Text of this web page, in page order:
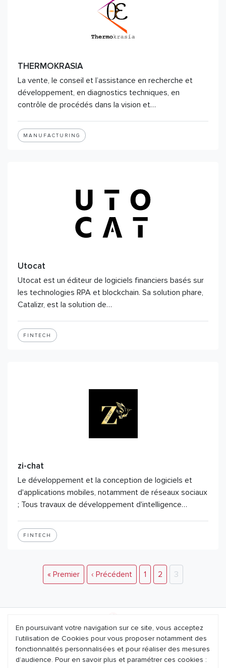
THERMOKRASIA
La vente, le conseil et l’assistance en recherche et
développement, en diagnostics techniques, en
contrôle de procédés dans la vision et…
MANUFACTURING
Utocat
Utocat est un éditeur de logiciels financiers basés sur
les technologies RPA et blockchain. Sa solution phare,
Catalizr, est la solution de…
FINTECH
zi-chat
Le développement et la conception de logiciels et
d'applications mobiles, notamment de réseaux sociaux
; Tous travaux de développement d'intelligence…
FINTECH
« Premier ‹ Précédent 1 2 3
Mentions légales
Nous contacter
En poursuivant votre navigation sur ce site, vous acceptez
l’utilisation de Cookies pour vous proposer notamment des
fonctionnalités personnalisées et pour réaliser des mesures
d’audience. Pour en savoir plus et paramétrer ces cookies :